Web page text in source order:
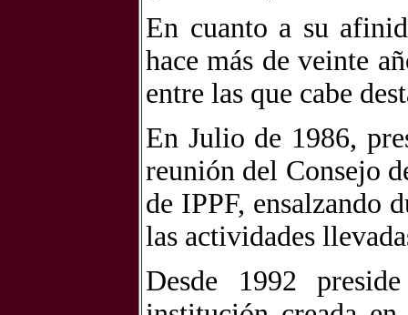
En cuanto a su
hace más de veinte
entre las que cabe
En Julio de 1986,
reunión del Consejo
de IPPF, ensalzando
las actividades
Desde 1992